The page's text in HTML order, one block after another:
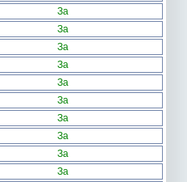
За
За
За
За
За
За
За
За
За
За